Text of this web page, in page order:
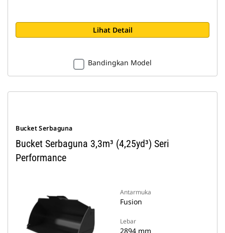
Lihat Detail
Bandingkan Model
Bucket Serbaguna
Bucket Serbaguna 3,3m³ (4,25yd³) Seri
Performance
Antarmuka
Fusion
Lebar
2894 mm